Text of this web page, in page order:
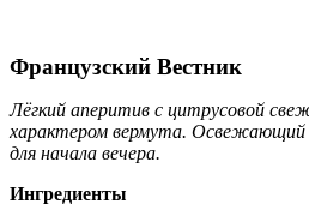
Французский Вестник
Лёгкий аперитив с цитрусовой
характером вермута. Освежающий
для начала вечера.
Ингредиенты